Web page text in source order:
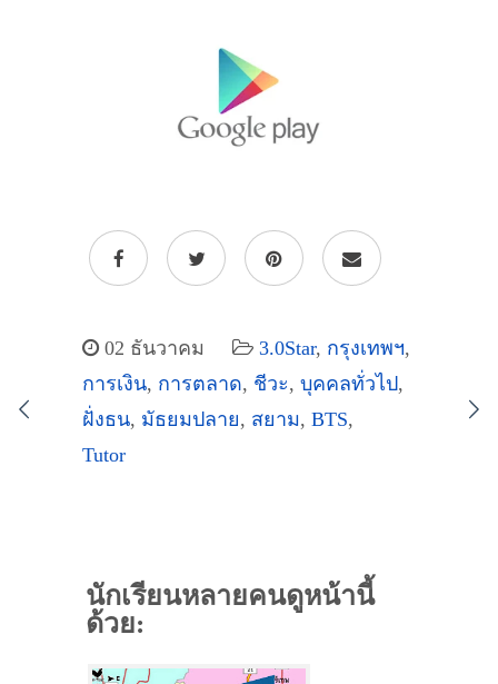
02 ธันวาคม 3.0Star, กรุงเทพฯ,
การเงิน, การตลาด, ชีวะ, บุคคลทั่วไป,
ฝั่งธน, มัธยมปลาย, สยาม, BTS,
Tutor
นักเรียนหลายคนดูหน้านี้
ด้วย: